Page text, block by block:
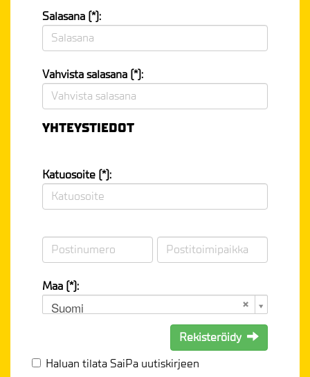
Salasana (*):
Vahvista salasana (*):
YHTEYSTIEDOT
Katuosoite (*):
Maa (*):
Suomi
Rekisteröidy
Haluan tilata SaiPa uutiskirjeen